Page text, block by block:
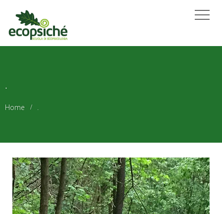
.
Home .